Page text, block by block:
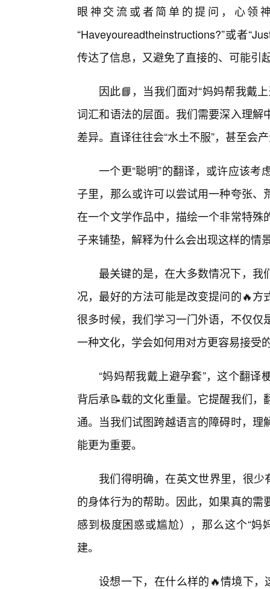
眼神交流或者简单的提问，心领
“Haveyoureadtheinstructions?”或者
传达了信息，又避免了直接的、可能引
因此📘，当我们面对“妈妈帮我戴
词汇和语法的层面。我们需要深入理
差异。直译往往会“水土不服”，甚至会
一个更“聪明”的翻译，或许应该
子里，那么或许可以尝试用一种夸张
在一个文学作品中，描绘一个非常特
子来铺垫，解释为什么会出现这样的情
最关键的是，在大多数情况下，我
况，最好的方法可能是改变提问的🔥
很多时候，我们学习一门外语，不仅
一种文化，学会如何用对方更容易接受
“妈妈帮我戴上避孕套”，这个翻
背后承📝载的文化重量。它提醒我们
通。当我们试图跨越语言的障碍时，
能更为重要。
我们得明确，在英文世界里，很少
的身体行为的帮助。因此，如果真的
感到极度困惑或尴尬），那么这个“
建。
设想一下，在什么样的🔥情境下，